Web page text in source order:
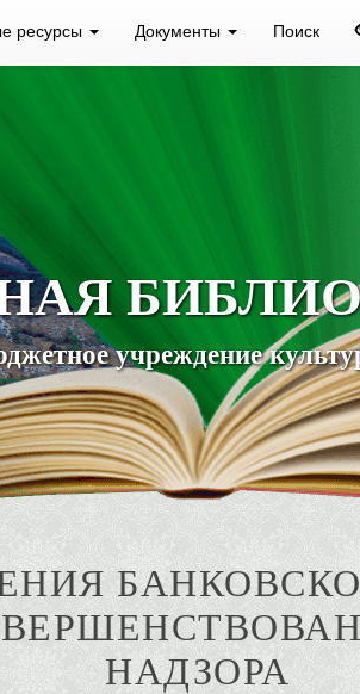
ресурсы Документы Поиск
учреждение
НАДЗОРА